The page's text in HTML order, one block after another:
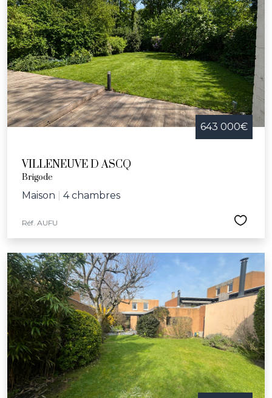
643 000€
VILLENEUVE D ASCQ
Brigode
Maison 4 chambres
Réf. AUFU